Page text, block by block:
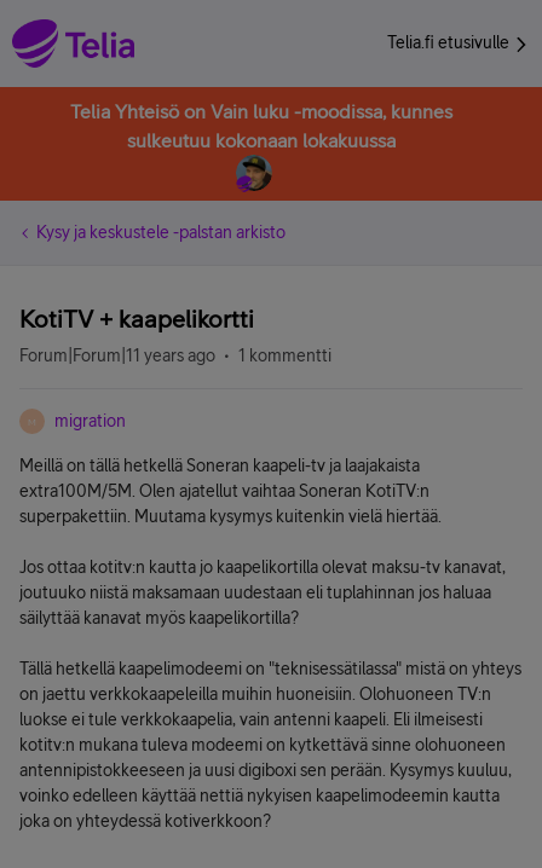
Telia.fi etusivulle
Telia Yhteisö on Vain luku -moodissa, kunnes
sulkeutuu kokonaan lokakuussa
Kysy ja keskustele -palstan arkisto
KotiTV + kaapelikortti
Forum|Forum|11 years ago 1 kommentti
M migration
Meillä on tällä hetkellä Soneran kaapeli-tv ja laajakaista
extra100M/5M. Olen ajatellut vaihtaa Soneran KotiTV:n
superpakettiin. Muutama kysymys kuitenkin vielä hiertää.
Jos ottaa kotitv:n kautta jo kaapelikortilla olevat maksu-tv kanavat,
joutuuko niistä maksamaan uudestaan eli tuplahinnan jos haluaa
säilyttää kanavat myös kaapelikortilla?
Tällä hetkellä kaapelimodeemi on "teknisessätilassa" mistä on yhteys
on jaettu verkkokaapeleilla muihin huoneisiin. Olohuoneen TV:n
luokse ei tule verkkokaapelia, vain antenni kaapeli. Eli ilmeisesti
kotitv:n mukana tuleva modeemi on kytkettävä sinne olohuoneen
antennipistokkeeseen ja uusi digiboxi sen perään. Kysymys kuuluu,
voinko edelleen käyttää nettiä nykyisen kaapelimodeemin kautta
joka on yhteydessä kotiverkkoon?